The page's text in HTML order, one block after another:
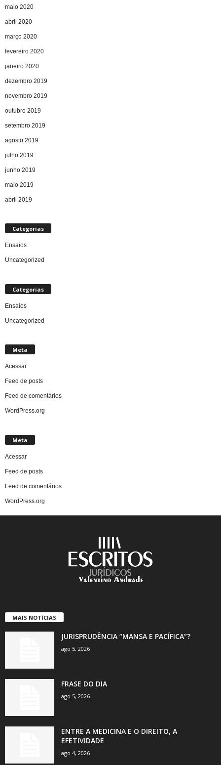
maio 2020
abril 2020
março 2020
fevereiro 2020
janeiro 2020
dezembro 2019
novembro 2019
outubro 2019
setembro 2019
agosto 2019
julho 2019
junho 2019
maio 2019
abril 2019
Categorias
Ensaios
Uncategorized
Categorias
Ensaios
Uncategorized
Meta
Acessar
Feed de posts
Feed de comentários
WordPress.org
Meta
Acessar
Feed de posts
Feed de comentários
WordPress.org
MAIS NOTÍCIAS
JURISPRUDÊNCIA “MANSA E PACÍFICA”?
ago 5, 2026
FRASE DO DIA
ago 5, 2026
ENTRE A MEDICINA E O DIREITO, A
EFETIVIDADE
ago 4, 2026